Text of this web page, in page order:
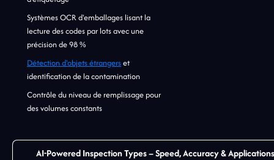
Systèmes OCR d'emballages lisant la
lecture des codes par lots avec une
précision de 98 %
Détection d'objets étrangerset
identification de la contamination
Contrôle du niveau de remplissage pour
des volumes constants
AI-Powered Inspection Types – Speed, Accuracy & Applications